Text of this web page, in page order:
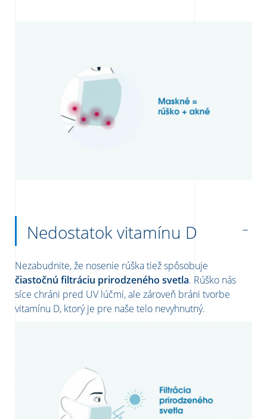
Nedostatok vitamínu D
Nezabudnite, že nosenie rúška tiež spôsobuje
čiastočnú filtráciu prirodzeného svetla. Rúško nás
síce chráni pred UV lúčmi, ale zároveň bráni tvorbe
vitamínu D, ktorý je pre naše telo nevyhnutný.